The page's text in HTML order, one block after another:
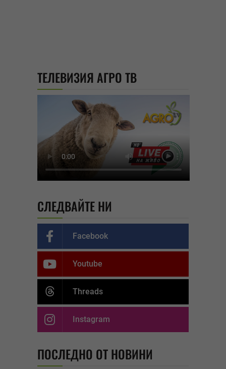
ТЕЛЕВИЗИЯ АГРО ТВ
СЛЕДВАЙТЕ НИ
Facebook
Youtube
Threads
Instagram
ПОСЛЕДНО ОТ НОВИНИ